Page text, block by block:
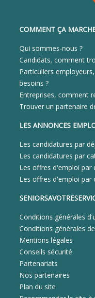
COMMENT ÇA
Qui sommes-nous ?
Candidats, comment
Particuliers
besoins ?
Entreprises, comment
Trouver un partenaire
LES ANNONCES
Les candidatures par
Les candidatures par
Les offres d'emploi par
Les offres d'emploi par
Conditions générales
Conditions générales
Mentions légales
Conseils sécurité
Partenariats
Nos partenaires
Plan du site